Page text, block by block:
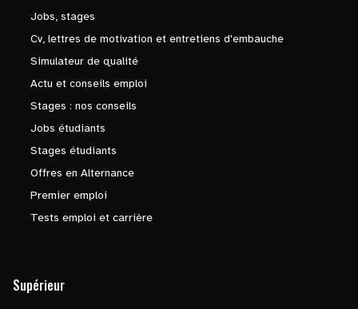
Jobs, stages
Cv, lettres de motivation et entretiens d'embauche
Simulateur de qualité
Actu et conseils emploi
Stages : nos conseils
Jobs étudiants
Stages étudiants
Offres en Alternance
Premier emploi
Tests emploi et carrière
Supérieur